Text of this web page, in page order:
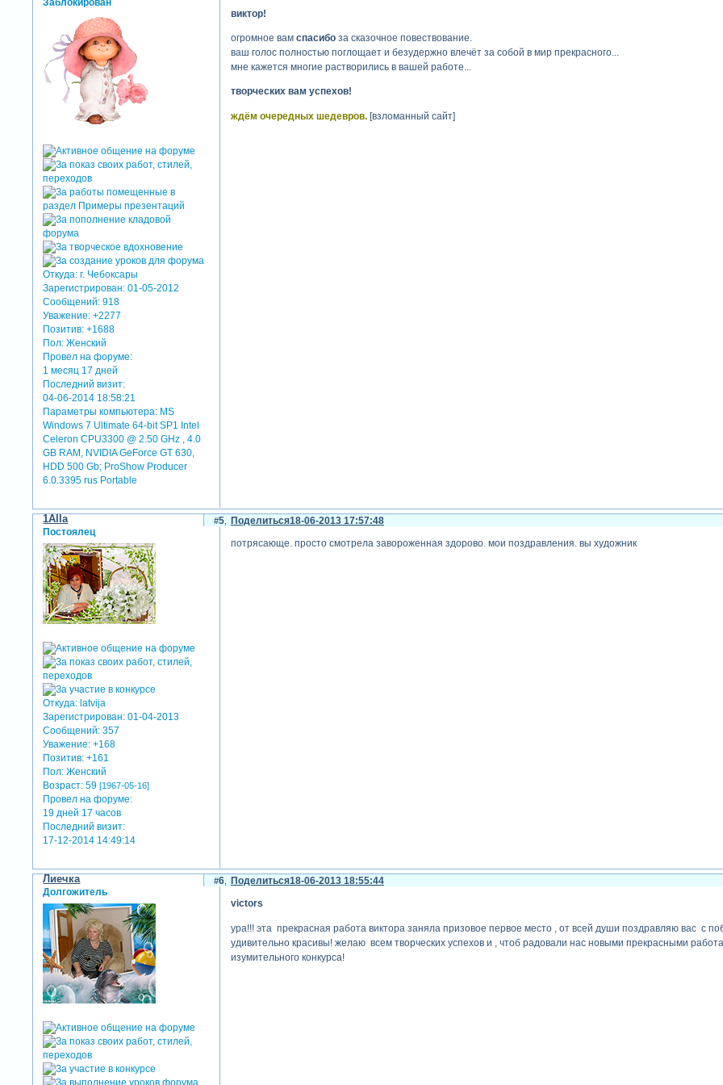
Откуда: г. Чебоксары
Зарегистрирован: 01-05-2012
Сообщений: 918
Уважение: +2277
Позитив: +1688
Пол: Женский
Провел на форуме:
1 месяц 17 дней
Последний визит:
04-06-2014 18:58:21
Параметры компьютера: MS
Windows 7 Ultimate 64-bit SP1 Intel
Celeron CPU3300 @ 2.50 GHz , 4.0
GB RAM, NVIDIA GeForce GT 630,
HDD 500 Gb; ProShow Producer
6.0.3395 rus Portable
виктор!
огромное вам спасибо за сказочное повествование.
ваш голос полностью поглощает и безудержно влечёт за собой в мир прекрасного...
мне кажется многие растворились в вашей работе...
творческих вам успехов!
ждём очередных шедевров.[взломанный сайт]
Поделиться
5 18-06-2013 17:57:48
1Alla
Постоялец
Откуда: latvija
Зарегистрирован: 01-04-2013
Сообщений: 357
Уважение: +168
Позитив: +161
Пол: Женский
Возраст: 59[1967-05-16]
Провел на форуме:
19 дней 17 часов
Последний визит:
17-12-2014 14:49:14
потрясающе. просто смотрела завороженная здорово. мои поздравления. вы художник
Поделиться
6 18-06-2013 18:55:44
Лиечка
Долгожитель
victors
ура!!! эта прекрасная работа виктора заняла призовое первое место , от всей души поздравляю вас с
удивительно красивы! желаю всем творческих успехов и , чтоб радовали нас новыми прекрасными
изумительного конкурса!